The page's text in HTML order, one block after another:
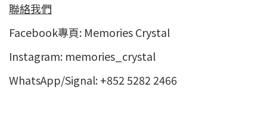
聯絡我們
Facebook專頁: Memories Crystal
Instagram: memories_crystal
WhatsApp/Signal: +852 5282 2466